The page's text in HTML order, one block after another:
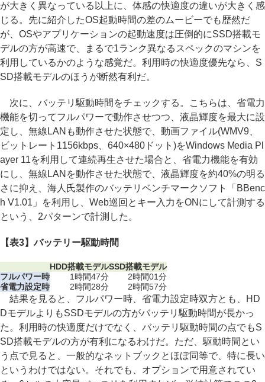
が大きく異なっている以上に、体感の快適度の違いが大きく感
じる。先に紹介したOS起動時間の差のムービーでも歴然だ
が、OSやアプリケーションの起動速度は圧倒的にSSD搭載モ
デルの方が高速で、まるで1ランク異なるスペックのマシンを
利用しているかのような感覚だ。利用時の快適度優先なら、S
SD搭載モデルのほうが断然有利だ。
次に、バッテリ駆動時間をチェックする。こちらは、省電力
機能を切ってフルパワーで動作させつつ、液晶輝度を最大に設
定し、無線LANも動作させた状態で、動画ファイル(WMV9、
ビットレート1156kbps、640×480ドット)をWindows Media Pl
ayer 11を利用して連続再生させた場合と、省電力機能を有効
にし、無線LANを動作させた状態で、液晶輝度を約40%の明る
さに抑え、海人氏製作のバッテリベンチマークソフト「BBenc
h V1.01」を利用し、Web巡回とキー入力をONにして計測する
という、2パターンで計測した。
【表3】バッテリー駆動時間
HDD搭載モデルSSD搭載モデル
フルパワー時
1時間47分
2時間01分
省電力設定時
2時間28分 2時間57分
結果を見ると、フルパワー時、省電力設定時双方とも、HD
DモデルよりもSSDモデルの方がバッテリ駆動時間が長かっ
た。利用時の快適度だけでなく、バッテリ駆動時間の点でもS
SD搭載モデルの方が有利になるわけだ。ただ、駆動時間とい
う点で見ると、一般的なネットブックとほぼ同等で、特に長い
というわけではない。それでも、オプションで用意されてい